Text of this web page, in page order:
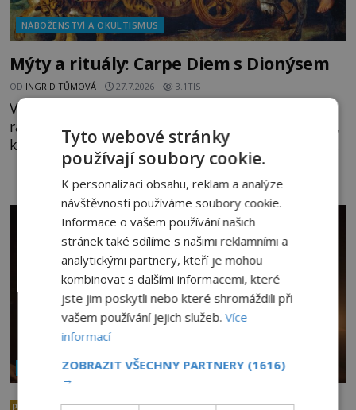
NÁBOŽENSTVÍ A OKULTISMUS
Mýty a rituály: Carpe Diem s Dionýsem
OD INGRID TŮMOVÁ 27.7.2026 3.1TIS
Věnuje lidem alkoholický nápoj, bujaré oslavy a
radost ze života, ale i o mnoho tajemnější obřady,
které dráždí lidskou zvědavost do dnešních dní. Co
doopravdy představuje bůh, jemuž Římané říkají
Bakchus? Mytologický příběh řeckého boha
Dionýsa není zrovna idylická pohádka. Bůh Zeus jej
zplodí se svou milenkou Semelou, což Diova žena
Héra nemůže nechat b
ZOBRAZIT VÍCE
NÁBOŽENSTVÍ A OKULTISMUS
PREMIUM Abramelinova magická kniha:
Tyto webové stránky
používají soubory cookie.
K personalizaci obsahu, reklam a analýze
návštěvnosti používáme soubory cookie.
Informace o vašem používání našich
stránek také sdílíme s našimi reklamními a
analytickými partnery, kteří je mohou
kombinovat s dalšími informacemi, které
jste jim poskytli nebo které shromáždili při
vašem používání jejich služeb.Více
informací
ZOBRAZIT VŠECHNY PARTNERY (1616)
→